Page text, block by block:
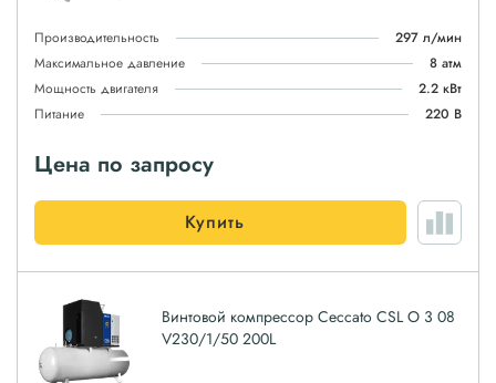
Производительность
297 л/мин
Максимальное давление
8 атм
Мощность двигателя
2.2 кВт
Питание
220 В
Цена по запросу
Купить
Винтовой компрессор Ceccato CSL O 3 08
V230/1/50 200L